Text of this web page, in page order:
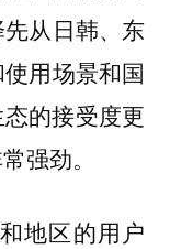
从日韩、东
用场景和国
的接受度更
强劲。
地区的用户